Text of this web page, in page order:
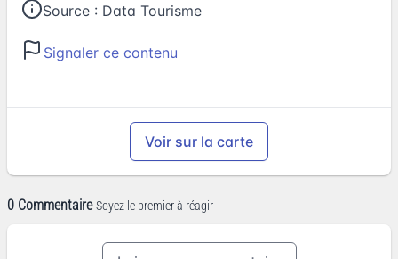
Source : Data Tourisme
Signaler ce contenu
Voir sur la carte
0 Commentaire Soyez le premier à réagir